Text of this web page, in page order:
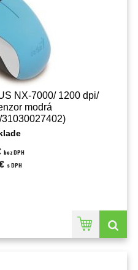
NX-7000/ 1200 dpi/
modrá
bez DPH
s DPH